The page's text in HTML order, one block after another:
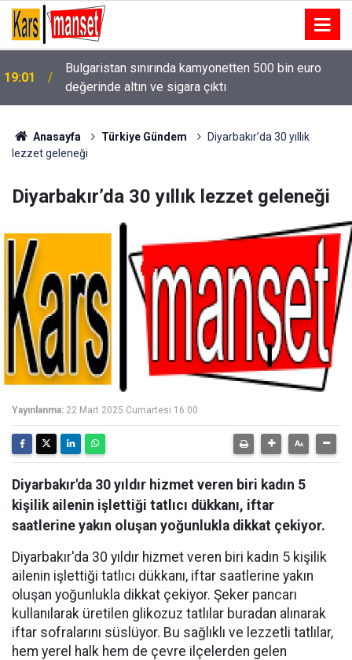
19:01
Bulgaristan sınırında kamyonetten 500 bin euro
değerinde altın ve sigara çıktı
19:00
Sivasspor, Esenler Erokspor maçına hazır
Anasayfa Türkiye Gündem
Diyarbakır’da 30 yıllık
lezzet geleneği
Diyarbakır’da 30 yıllık lezzet geleneği
Yayınlanma: 22 Mart 2025 Cumartesi 16:00
Diyarbakır'da 30 yıldır hizmet veren biri kadın 5
kişilik ailenin işlettiği tatlıcı dükkanı, iftar
saatlerine yakın oluşan yoğunlukla dikkat çekiyor.
Diyarbakır'da 30 yıldır hizmet veren biri kadın 5 kişilik
ailenin işlettiği tatlıcı dükkanı, iftar saatlerine yakın
oluşan yoğunlukla dikkat çekiyor. Şeker pancarı
kullanılarak üretilen glikozuz tatlılar buradan alınarak
iftar sofralarını süslüyor. Bu sağlıklı ve lezzetli tatlılar,
hem yerel halk hem de çevre ilçelerden gelen